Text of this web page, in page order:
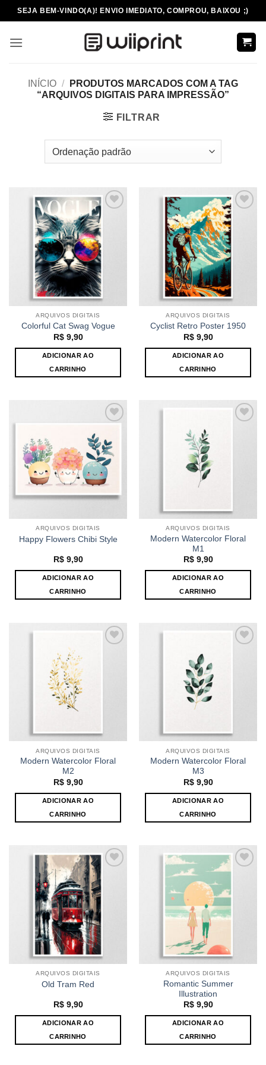
Skip
to
content
SEJA BEM-VINDO(A)! ENVIO IMEDIATO, COMPROU, BAIXOU ;)
INÍCIO /
PRODUTOS MARCADOS COM A TAG
“ARQUIVOS DIGITAIS PARA IMPRESSÃO”
FILTRAR
Adicionar
Favoritos
ARQUIVOS DIGITAIS
Colorful Cat Swag Vogue
R$9,90
ADICIONAR AO
CARRINHO
Adicionar
Favoritos
ARQUIVOS DIGITAIS
Cyclist Retro Poster 1950
R$9,90
ADICIONAR AO
CARRINHO
ao
Favoritos
ARQUIVOS DIGITAIS
Happy Flowers Chibi Style
R$9,90
ADICIONAR AO
CARRINHO
ARQUIVOS DIGITAIS
Modern Watercolor Floral
M1
R$9,90
ADICIONAR AO
CARRINHO
ARQUIVOS DIGITAIS
Modern Watercolor Floral
M2
R$9,90
ADICIONAR AO
CARRINHO
ARQUIVOS DIGITAIS
Modern Watercolor Floral
M3
R$9,90
ADICIONAR AO
CARRINHO
Adicionar
Favoritos
ARQUIVOS DIGITAIS
Old Tram Red
R$9,90
ADICIONAR AO
CARRINHO
Favoritos
ARQUIVOS DIGITAIS
Romantic Summer
Illustration
R$9,90
ADICIONAR AO
CARRINHO